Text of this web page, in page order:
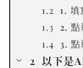
1. 填
2.
3. 點
以下是